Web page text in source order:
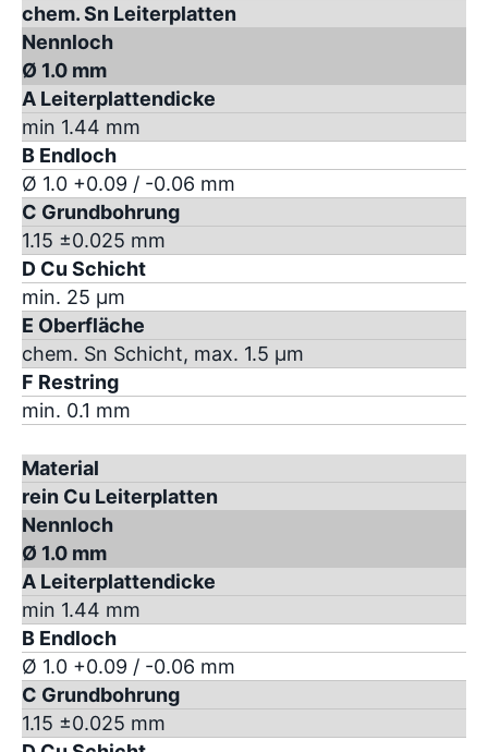
chem. Sn Leiterplatten
Nennloch
Ø 1.0 mm
A Leiterplattendicke
min 1.44 mm
B Endloch
Ø 1.0 +0.09 / -0.06 mm
C Grundbohrung
1.15 ±0.025 mm
D Cu Schicht
min. 25 µm
E Oberfläche
chem. Sn Schicht, max. 1.5 µm
F Restring
min. 0.1 mm
Material
rein Cu Leiterplatten
Nennloch
Ø 1.0 mm
A Leiterplattendicke
min 1.44 mm
B Endloch
Ø 1.0 +0.09 / -0.06 mm
C Grundbohrung
1.15 ±0.025 mm